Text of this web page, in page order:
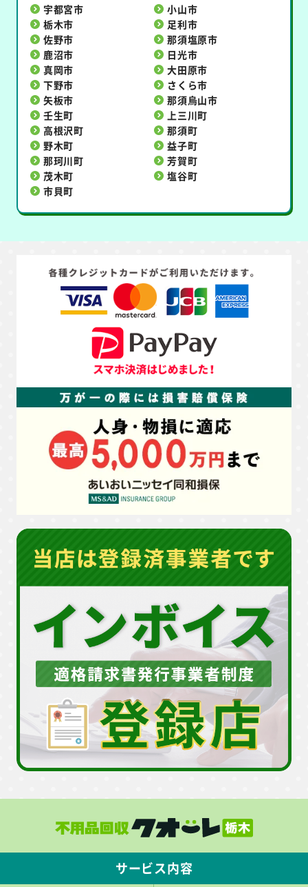
宇都宮市
小山市
栃木市
足利市
佐野市
那須塩原市
鹿沼市
日光市
真岡市
大田原市
下野市
さくら市
矢板市
那須烏山市
壬生町
上三川町
高根沢町
那須町
野木町
益子町
那珂川町
芳賀町
茂木町
塩谷町
市貝町
サービス内容